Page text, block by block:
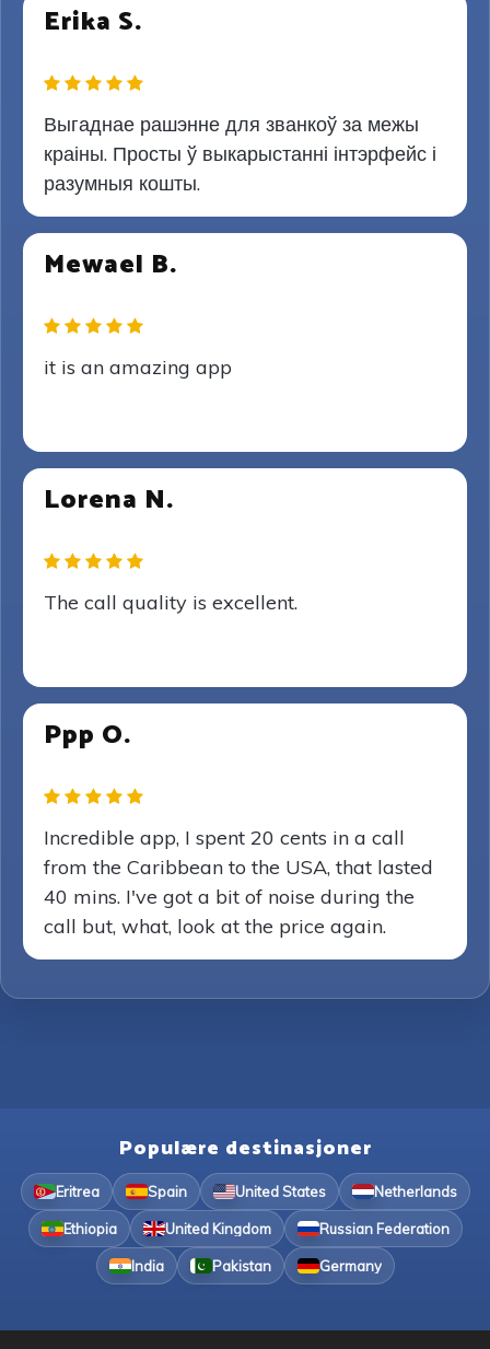
Erika S.
Выгаднае рашэнне для званкоў за межы
краіны. Просты ў выкарыстанні інтэрфейс і
разумныя кошты.
Mewael B.
it is an amazing app
Lorena N.
The call quality is excellent.
Ppp O.
Incredible app, I spent 20 cents in a call
from the Caribbean to the USA, that lasted
40 mins. I've got a bit of noise during the
call but, what, look at the price again.
Populære destinasjoner
Eritrea Spain United States Netherlands
Ethiopia United Kingdom Russian Federation
India Pakistan Germany